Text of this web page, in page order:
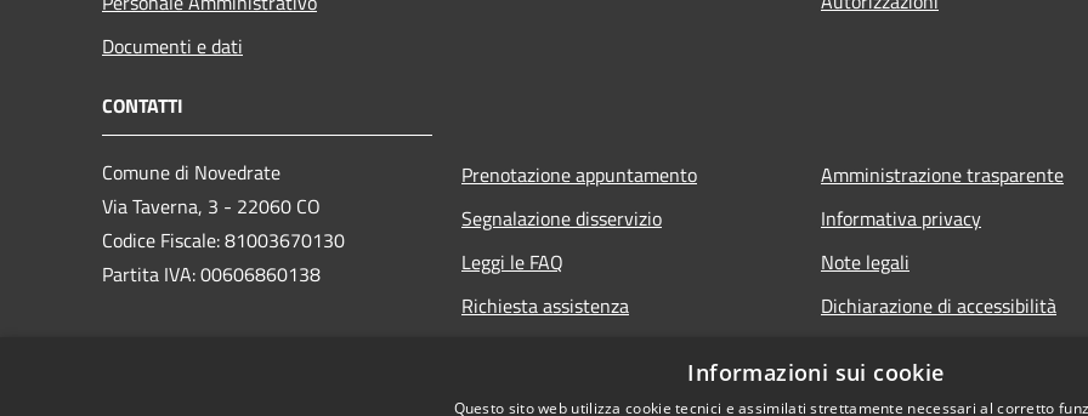
Documenti e dati
CONTATTI
Comune di Novedrate
Via Taverna, 3 - 22060 CO
Codice Fiscale: 81003670130
Partita IVA: 00606860138
Prenotazione appuntamento
Segnalazione disservizio
Leggi le FAQ
Richiesta assistenza
Amministrazione trasparente
Informativa privacy
Note legali
Dichiarazione di accessibilità
Informazioni sui cookie
Questo sito web utilizza cookie tecnici e assimilati strettamente necessari al corretto